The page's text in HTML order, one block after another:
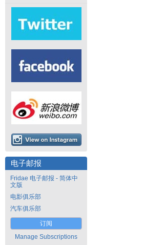
电子邮报
Fridae 电子邮报 - 简体中
文版
电影俱乐部
汽车俱乐部
订阅
Manage Subscriptions